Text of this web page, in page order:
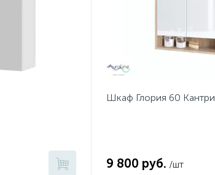
Шкаф Глория 60 Кантри
9 800 руб. /шт